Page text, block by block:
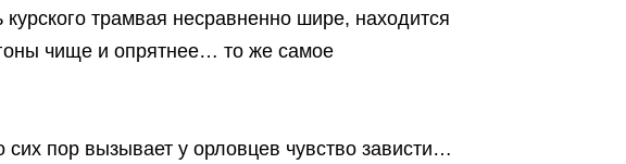
трамвая несравненно шире, находится
чище и опрятнее… то же самое
сих пор вызывает у орловцев чувство зависти…